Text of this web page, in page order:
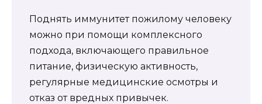
Поднять иммунитет пожилому человеку
можно при помощи комплексного
подхода, включающего правильное
питание, физическую активность,
регулярные медицинские осмотры и
отказ от вредных привычек.